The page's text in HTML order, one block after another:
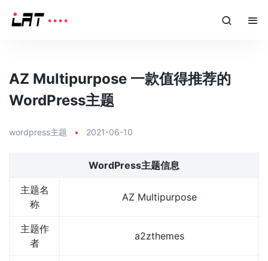
AZ Multipurpose 一款值得推荐的
WordPress主题
wordpress主题 • 2021-06-10
WordPress主题信息
主题名
称
AZ Multipurpose
主题作
者
a2zthemes